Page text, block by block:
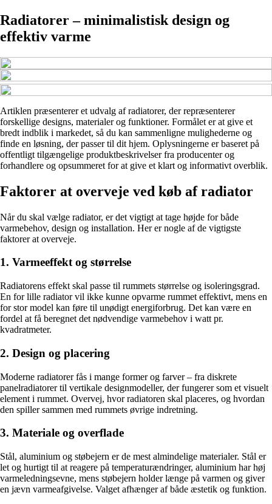
Radiatorer – minimalistisk design og
effektiv varme
Artiklen præsenterer et udvalg af radiatorer, der repræsenterer
forskellige designs, materialer og funktioner. Formålet er at give et
bredt indblik i markedet, så du kan sammenligne mulighederne og
finde en løsning, der passer til dit hjem. Oplysningerne er baseret på
offentligt tilgængelige produktbeskrivelser fra producenter og
forhandlere og opsummeret for at give et klart og informativt overblik.
Faktorer at overveje ved køb af radiator
Når du skal vælge radiator, er det vigtigt at tage højde for både
varmebehov, design og installation. Her er nogle af de vigtigste
faktorer at overveje.
1. Varmeeffekt og størrelse
Radiatorens effekt skal passe til rummets størrelse og isoleringsgrad.
En for lille radiator vil ikke kunne opvarme rummet effektivt, mens en
for stor model kan føre til unødigt energiforbrug. Det kan være en
fordel at få beregnet det nødvendige varmebehov i watt pr.
kvadratmeter.
2. Design og placering
Moderne radiatorer fås i mange former og farver – fra diskrete
panelradiatorer til vertikale designmodeller, der fungerer som et visuelt
element i rummet. Overvej, hvor radiatoren skal placeres, og hvordan
den spiller sammen med rummets øvrige indretning.
3. Materiale og overflade
Stål, aluminium og støbejern er de mest almindelige materialer. Stål er
let og hurtigt til at reagere på temperaturændringer, aluminium har høj
varmeledningsevne, mens støbejern holder længe på varmen og giver
en jævn varmeafgivelse. Valget afhænger af både æstetik og funktion.